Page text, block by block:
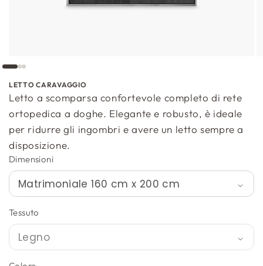
LETTO CARAVAGGIO
Letto a scomparsa confortevole completo di rete
ortopedica a doghe. Elegante e robusto, è ideale
per ridurre gli ingombri e avere un letto sempre a
disposizione.
Dimensioni
Tessuto